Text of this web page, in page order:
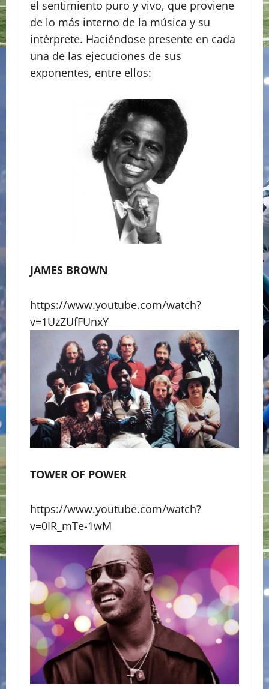
el sentimiento puro y vivo, que proviene
de lo más interno de la música y su
intérprete. Haciéndose presente en cada
una de las ejecuciones de sus
exponentes, entre ellos:
JAMES BROWN
https://www.youtube.com/watch?
v=1UzZUfFUnxY
TOWER OF POWER
https://www.youtube.com/watch?
v=0IR_mTe-1wM